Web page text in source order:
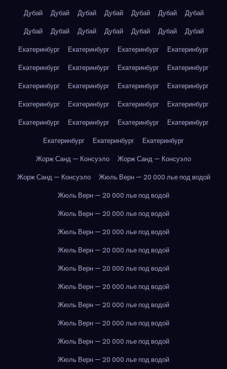
Дубай
Дубай Дубай Дубай Дубай Дубай
Дубай
Дубай
Дубай Дубай Дубай Дубай Дубай
Дубай
Екатеринбург
Екатеринбург Екатеринбург
Екатеринбург
Екатеринбург
Екатеринбург Екатеринбург
Екатеринбург
Екатеринбург
Екатеринбург Екатеринбург
Екатеринбург
Екатеринбург
Екатеринбург Екатеринбург
Екатеринбург
Екатеринбург
Екатеринбург Екатеринбург
Екатеринбург
Екатеринбург
Екатеринбург
Екатеринбург
Жорж Санд — Консуэло
Жорж Санд — Консуэло
Жорж Санд — Консуэло
Жюль Верн — 20 000 лье под водой
Жюль Верн — 20 000 лье под водой
Жюль Верн — 20 000 лье под водой
Жюль Верн — 20 000 лье под водой
Жюль Верн — 20 000 лье под водой
Жюль Верн — 20 000 лье под водой
Жюль Верн — 20 000 лье под водой
Жюль Верн — 20 000 лье под водой
Жюль Верн — 20 000 лье под водой
Жюль Верн — 20 000 лье под водой
Жюль Верн — 20 000 лье под водой